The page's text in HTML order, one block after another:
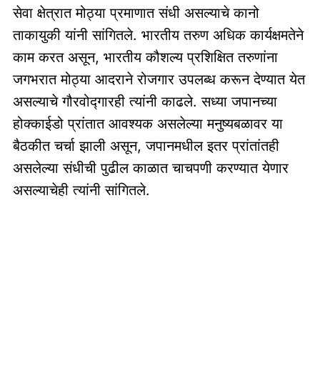
सेवा क्षेत्रात मोठ्या प्रमाणात संधी असल्याचे कानो
ताकायुकी यांनी सांगितले. भारतीय तरुण अधिक कार्यक्षमतेने
काम करत असून, भारतीय कौशल्य प्रशिक्षित तरुणांना
जगभरात मोठ्या आदराने रोजगार उपलब्ध करून देण्यात येत
असल्याचे गौरवोद्गारही त्यांनी काढले. सध्या जपानच्या
होक्काईडो प्रांतात आवश्यक असलेल्या मनुष्यबळावर या
बैठकीत चर्चा झाली असून, जपानमधील इतर प्रांतांतही
असलेल्या संधीची पुढील काळात चाचपणी करण्यात येणार
असल्याचेही त्यांनी सांगितले.